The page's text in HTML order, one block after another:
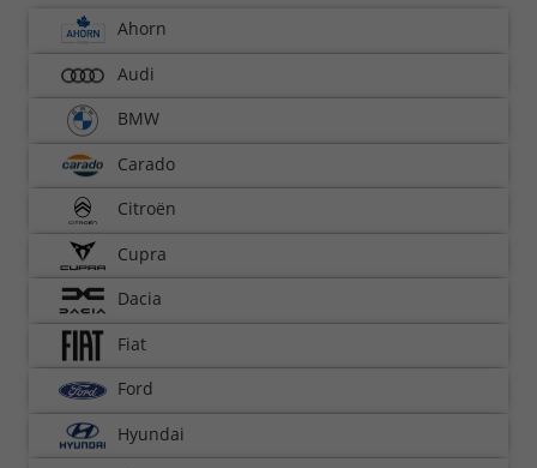
Ahorn
Audi
BMW
Carado
Citroën
Cupra
Dacia
Fiat
Ford
Hyundai